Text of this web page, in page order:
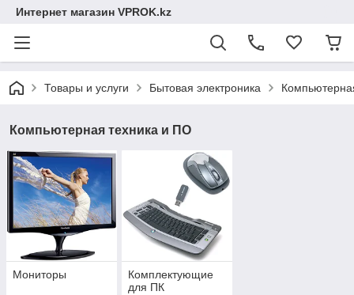
Интернет магазин VPROK.kz
Товары и услуги Бытовая электроника
Компьютерная техника и ПО
Мониторы
Комплектующие
для ПК